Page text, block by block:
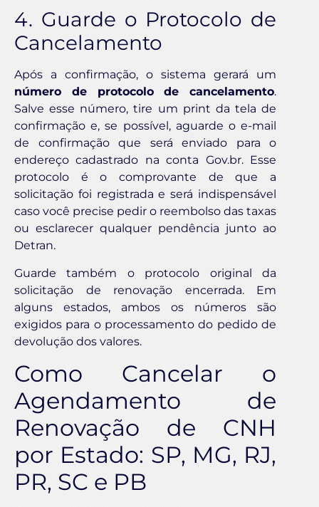
4. Guarde o Protocolo de
Cancelamento
Após a confirmação, o sistema gerará um
número de protocolo de cancelamento.
Salve esse número, tire um print da tela de
confirmação e, se possível, aguarde o e-mail
de confirmação que será enviado para o
endereço cadastrado na conta Gov.br. Esse
protocolo é o comprovante de que a
solicitação foi registrada e será indispensável
caso você precise pedir o reembolso das taxas
ou esclarecer qualquer pendência junto ao
Detran.
Guarde também o protocolo original da
solicitação de renovação encerrada. Em
alguns estados, ambos os números são
exigidos para o processamento do pedido de
devolução dos valores.
Como Cancelar o
Agendamento de
Renovação de CNH
por Estado: SP, MG, RJ,
PR, SC e PB